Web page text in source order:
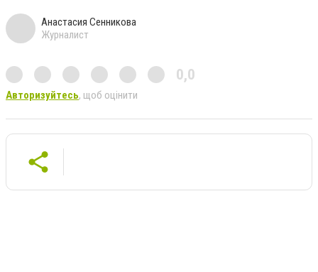
Анастасия Сенникова
Журналист
0,0
Авторизуйтесь, щоб оцінити